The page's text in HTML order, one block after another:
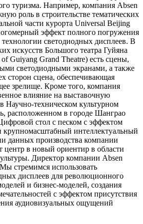
туризма. Например, компания Absen
роль в строительстве тематических
части курорта Universal Beijing
эффект полного погружения
светодиодных дисплеев. В
искусств Большого театра Гуйяна
Guiyang Grand Theatre) есть сцены,
светодиодными экранами, а также
сторон сцена, обеспечивающая
зрелище. Кроме того, компания
влияние на выставочную
Научно-техническом культурном
расположенном в городе Шанграо
стол с песком с эффектом
крупномасштабный интеллектуальный
данных производства компании
центр в новый ориентир в области
Директор компании Absen
стремимся использовать
дисплеев для революционного
и бизнес-моделей, создания
с эффектом присутствия
аудиовизуальных ощущений